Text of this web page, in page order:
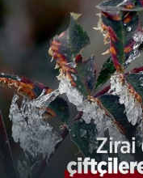
Gündem
Özel Haber
POLİTİKA
Siyaset